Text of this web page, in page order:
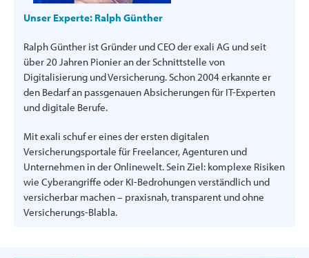
Unser Experte: Ralph Günther
Ralph Günther ist Gründer und CEO der exali AG und seit
über 20 Jahren Pionier an der Schnittstelle von
Digitalisierung und Versicherung. Schon 2004 erkannte er
den Bedarf an passgenauen Absicherungen für IT-Experten
und digitale Berufe.
Mit exali schuf er eines der ersten digitalen
Versicherungsportale für Freelancer, Agenturen und
Unternehmen in der Onlinewelt. Sein Ziel: komplexe Risiken
wie Cyberangriffe oder KI-Bedrohungen verständlich und
versicherbar machen – praxisnah, transparent und ohne
Versicherungs-Blabla.